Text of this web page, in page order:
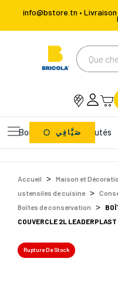
info@bstore.tn •
Bons Plans Nouveautés
صَيَّافِي
Accueil Maison et
ustensiles de cuisine
Boîtes de conservation
COUVERCLE 2L LEADERPLAST
Rupture De Stock